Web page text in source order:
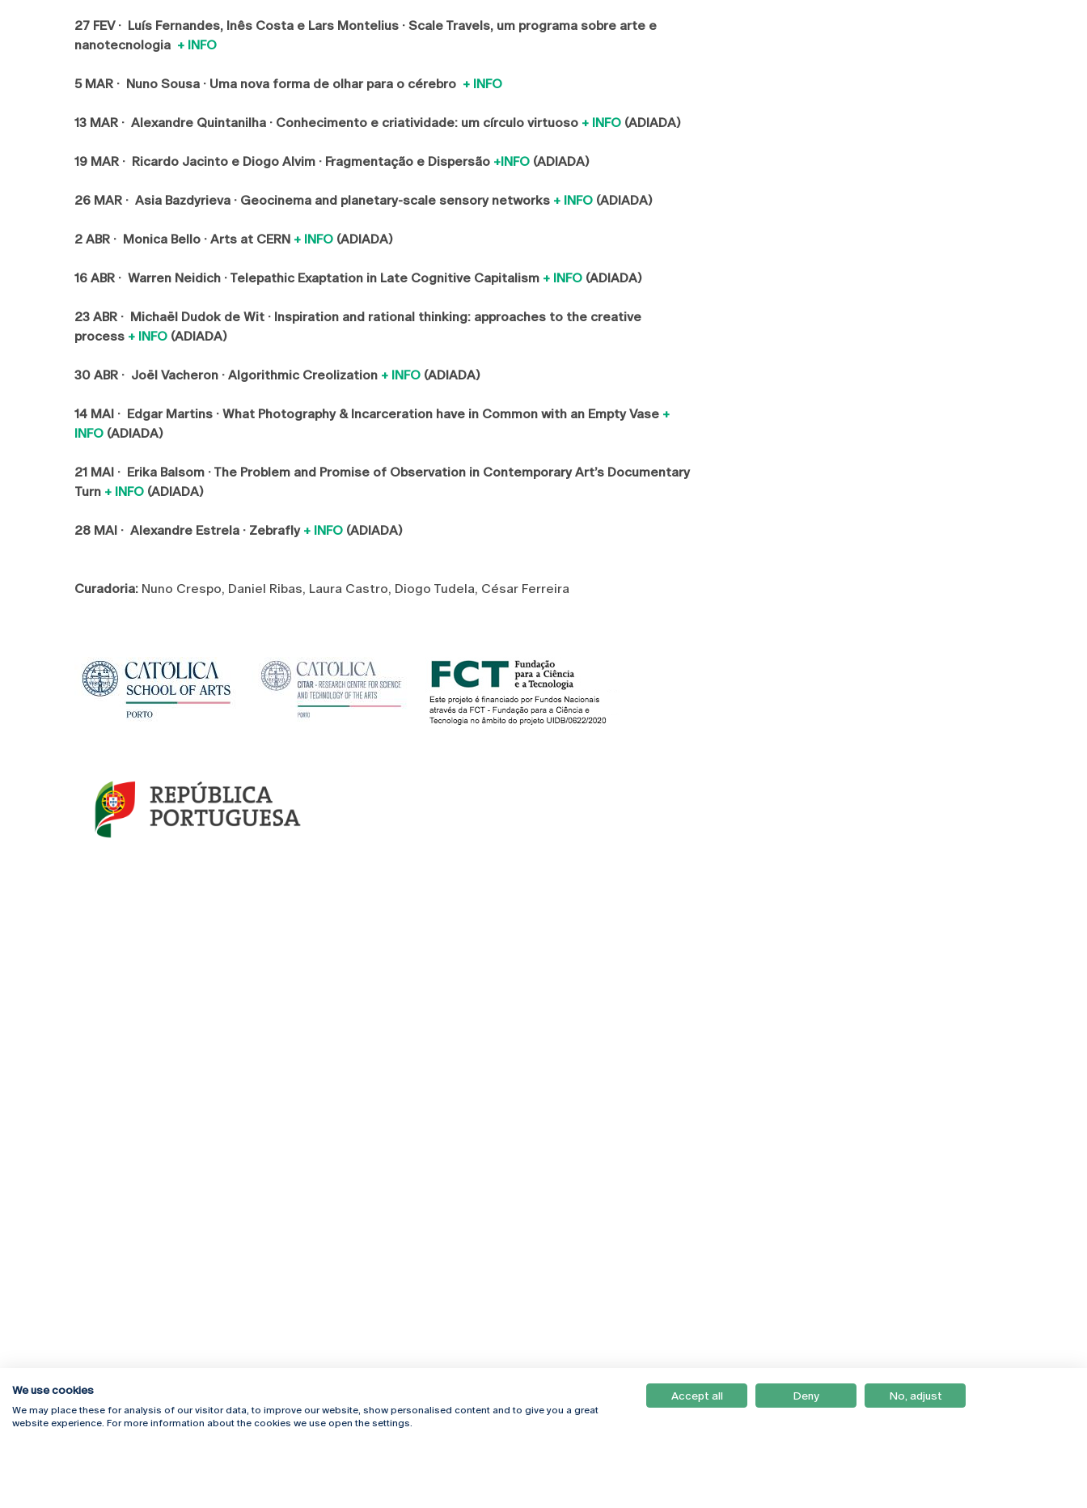
27 FEV · Luís Fernandes, Inês Costa e Lars Montelius · Scale Travels, um programa sobre arte e
nanotecnologia + INFO
5 MAR · Nuno Sousa · Uma nova forma de olhar para o cérebro + INFO
13 MAR · Alexandre Quintanilha · Conhecimento e criatividade: um círculo virtuoso + INFO (ADIADA)
19 MAR · Ricardo Jacinto e Diogo Alvim · Fragmentação e Dispersão +INFO (ADIADA)
26 MAR · Asia Bazdyrieva · Geocinema and planetary-scale sensory networks + INFO (ADIADA)
2 ABR · Monica Bello · Arts at CERN + INFO (ADIADA)
16 ABR · Warren Neidich · Telepathic Exaptation in Late Cognitive Capitalism + INFO (ADIADA)
23 ABR · Michaël Dudok de Wit · Inspiration and rational thinking: approaches to the creative
process + INFO (ADIADA)
30 ABR · Joël Vacheron · Algorithmic Creolization + INFO (ADIADA)
14 MAI · Edgar Martins · What Photography & Incarceration have in Common with an Empty Vase +
INFO (ADIADA)
21 MAI · Erika Balsom · The Problem and Promise of Observation in Contemporary Art’s Documentary
Turn + INFO (ADIADA)
28 MAI · Alexandre Estrela · Zebrafly + INFO (ADIADA)
Curadoria: Nuno Crespo, Daniel Ribas, Laura Castro, Diogo Tudela, César Ferreira
Rua Diogo Botelho 1327
Campus Online
We use cookies
We may place these for analysis of our visitor data, to improve our website, show personalised content and to give you a great
website experience. For more information about the cookies we use open the settings.
Accept all Deny No, adjust